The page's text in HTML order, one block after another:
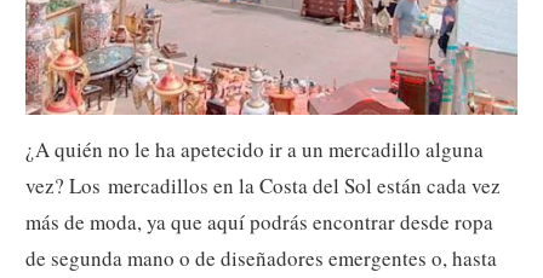
¿A quién no le ha apetecido ir a un mercadillo alguna
vez? Los mercadillos en la Costa del Sol están cada vez
más de moda, ya que aquí podrás encontrar desde ropa
de segunda mano o de diseñadores emergentes o, hasta